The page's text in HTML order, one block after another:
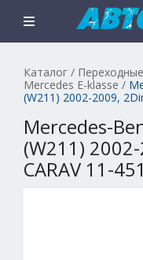
Каталог /
Mercedes E-klasse /
(W211) 2002-2009,
Mercedes-
(W211)
CARAV 11-451